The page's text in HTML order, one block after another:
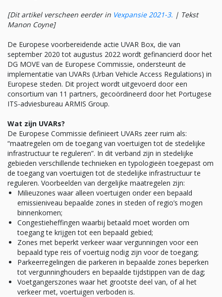
[Dit artikel verscheen eerder in Vexpansie 2021-3. | Tekst
Manon Coyne]
De Europese voorbereidende actie UVAR Box, die van
september 2020 tot augustus 2022 wordt gefinancierd door het
DG MOVE van de Europese Commissie, ondersteunt de
implementatie van UVARs (Urban Vehicle Access Regulations) in
Europese steden. Dit project wordt uitgevoerd door een
consortium van 11 partners, gecoördineerd door het Portugese
ITS-adviesbureau ARMIS Group.
Wat zijn UVARs?
De Europese Commissie definieert UVARs zeer ruim als:
“maatregelen om de toegang van voertuigen tot de stedelijke
infrastructuur te reguleren”. In dit verband zijn in stedelijke
gebieden verschillende technieken en typologieën toegepast om
de toegang van voertuigen tot de stedelijke infrastructuur te
reguleren. Voorbeelden van dergelijke maatregelen zijn:
Milieuzones waar alleen voertuigen onder een bepaald
emissieniveau bepaalde zones in steden of regio’s mogen
binnenkomen;
Congestieheffingen waarbij betaald moet worden om
toegang te krijgen tot een bepaald gebied;
Zones met beperkt verkeer waar vergunningen voor een
bepaald type reis of voertuig nodig zijn voor de toegang;
Parkeerregelingen die parkeren in bepaalde zones beperken
tot vergunninghouders en bepaalde tijdstippen van de dag;
Voetgangerszones waar het grootste deel van, of al het
verkeer met, voertuigen verboden is.